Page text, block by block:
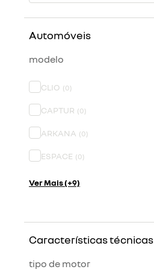
Automóveis
modelo
CLIO (0)
CAPTUR (0)
ARKANA (0)
ESPACE (0)
Ver Mais (+9)
Características técnicas
tipo de motor